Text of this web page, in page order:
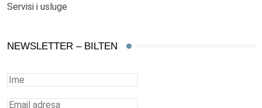
Servisi i usluge
NEWSLETTER – BILTEN